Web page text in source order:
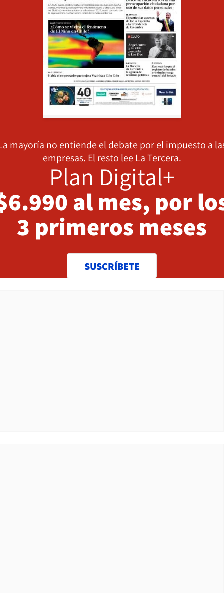
mayoría no entiende el debate por el impuesto a
empresas. El resto lee La Tercera.
Plan Digital+
al mes, por
3 primeros meses
SUSCRÍBETE